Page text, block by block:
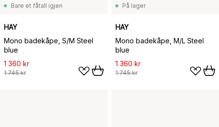
Bare et fåtall igjen
HAY
Mono badekåpe, S/M Steel
blue
1 360 kr
1 745 kr
På lager
HAY
Mono badekåpe, M/L Steel
blue
1 360 kr
1 745 kr